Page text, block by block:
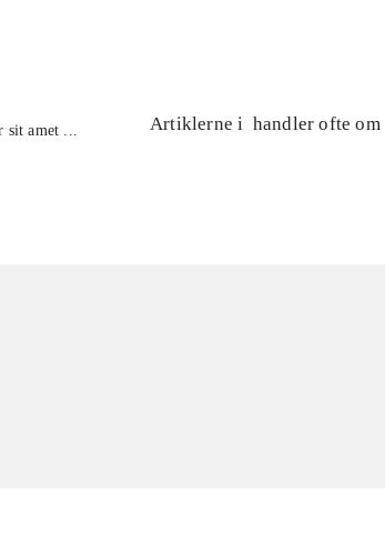
sit amet ...
Artiklerne i handler ofte om